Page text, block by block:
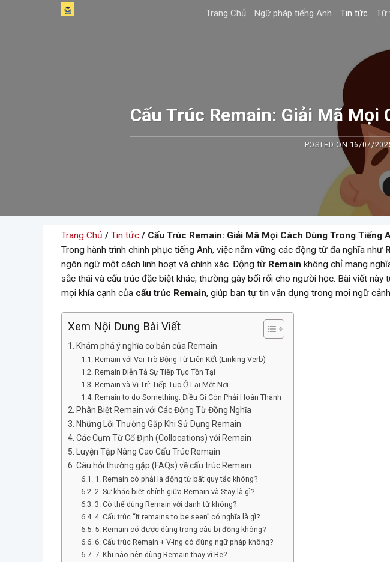
Trang Chủ Ngữ pháp tiếng Anh Tin tức Từ
Cấu Trúc Remain: Giải Mã
POSTED ON 16/07/
Trang Chủ / Tin tức / Cấu Trúc Remain: Giải Mã Mọi Cách Dùng Trong Tiếng
Trong hành trình chinh phục tiếng Anh, việc nắm vững các động từ đa nghĩa như
ngôn ngữ một cách linh hoạt và chính xác. Động từ Remain không chỉ mang
sắc thái và cấu trúc đặc biệt khác, thường gây bối rối cho người học. Bài viết
mọi khía cạnh của cấu trúc Remain, giúp bạn tự tin vận dụng trong mọi ngữ
Xem Nội Dung Bài Viết
Khám phá ý nghĩa cơ bản của Remain
Remain với Vai Trò Động Từ Liên Kết (Linking Verb)
Remain Diễn Tả Sự Tiếp Tục Tồn Tại
Remain và Vị Trí: Tiếp Tục Ở Lại Một Nơi
Remain to do Something: Điều Gì Còn Phải Hoàn Thành
Phân Biệt Remain với Các Động Từ Đồng Nghĩa
Những Lỗi Thường Gặp Khi Sử Dụng Remain
Các Cụm Từ Cố Định (Collocations) với Remain
Luyện Tập Nâng Cao Cấu Trúc Remain
Câu hỏi thường gặp (FAQs) về cấu trúc Remain
1. Remain có phải là động từ bất quy tắc không?
2. Sự khác biệt chính giữa Remain và Stay là gì?
3. Có thể dùng Remain với danh từ không?
4. Cấu trúc “It remains to be seen” có nghĩa là gì?
5. Remain có được dùng trong câu bị động không?
6. Cấu trúc Remain + V-ing có đúng ngữ pháp không?
7. Khi nào nên dùng Remain thay vì Be?